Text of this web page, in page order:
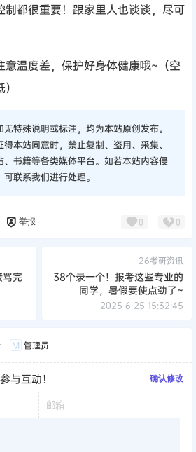
制都很重要！跟家里人也谈谈，尽可
意温度差，保护好身体健康哦~（空
特殊说明或标注，均为本站原创发布。
本站同意时，禁止复制、盗用、采集、
、书籍等各类媒体平台。如若本站内容侵
联系我们进行处理。
举报 0 0
完
26考研资讯
38个录一个！报考这些专业的
同学，暑假要使点劲了~
2025-6-25 15:32:45
M 管理员
与互动！ 确认修改